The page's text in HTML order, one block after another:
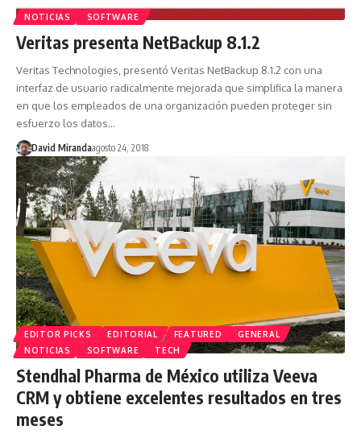
NOTICIAS SOFTWARE
Veritas presenta NetBackup 8.1.2
Veritas Technologies, presentó Veritas NetBackup 8.1.2 con una
interfaz de usuario radicalmente mejorada que simplifica la manera
en que los empleados de una organización pueden proteger sin
esfuerzo los datos…
David Mirandaagosto 24, 2018
EDITOR PICKS EDITORIAL FEATURED
GENERAL
NOTICIAS
SOFTWARE TECH
Stendhal Pharma de México utiliza Veeva
CRM y obtiene excelentes resultados en tres
meses